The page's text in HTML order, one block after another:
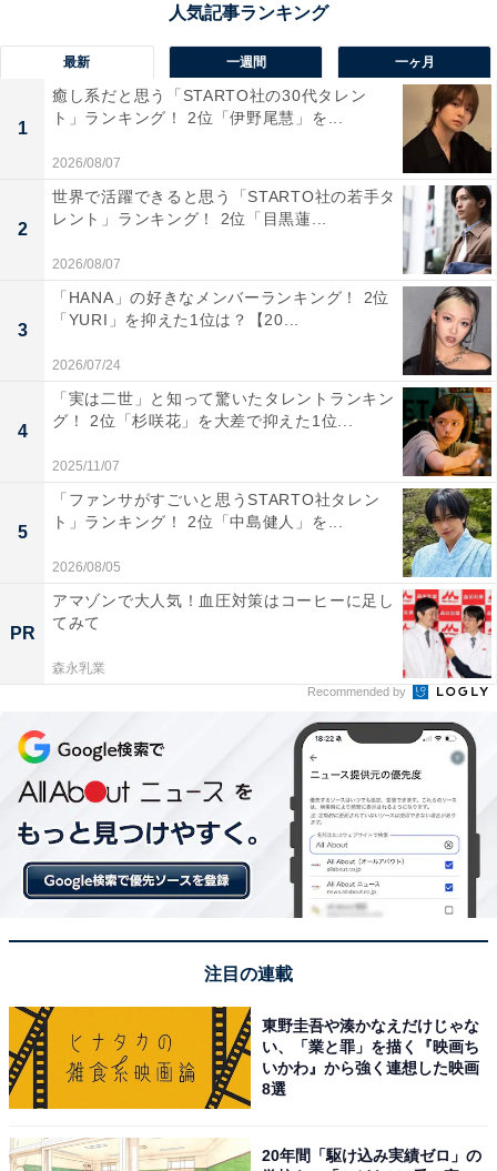
性／神奈川県）、「おいしい越前ガニを食べれそうなの
で住みたい」（40代男性／兵庫県）といった声が集まり
ました。
1位：福井市／88票
福井市は、福井県の県庁所在地で、嶺北地方の中心都市
です。北陸新幹線の延伸により、さらなる発展が見込ま
れています。市の中央には福井城址があり、歴史を感じ
させる一方で、商業施設や公共サービスが集中する都市
機能も充実。医療施設や交通の便も整っているため、日
常生活の安心感が高く、都市の利便性も自然も楽しめる
環境が票を集めた理由となりました。
回答者からは「自然環境が良く、生活インフラが整って
いる。医療施設も多く、交通アクセスも便利で安心して
老後を過ごせそう」（30代女性／秋田県）、「福井市は
治安が良く、全国的にも幸福度が高いと言われる住みや
みやすい街ランキングに入っており、老後も住みやすい
りました。
※回答者からのコメントは原文ママです
最新 一週間 一ヶ月
1
癒し系だと思う「STARTO社の30代タレン
ト」ランキング！ 2位「伊野尾慧」を...
2026/08/07
2
世界で活躍できると思う「STARTO社の若手タ
レント」ランキング！ 2位「目黒蓮...
2026/08/07
3
「HANA」の好きなメンバーランキング！ 2位
「YURI」を抑えた1位は？【20...
2026/07/24
4
「実は二世」と知って驚いたタレントランキン
グ！ 2位「杉咲花」を大差で抑えた1位...
2025/11/07
5
「ファンサがすごいと思うSTARTO社タレン
ト」ランキング！ 2位「中島健人」を...
2026/08/05
PR
アマゾンで大人気！血圧対策はコーヒーに足し
てみて
森永乳業
Recommended by
注目の連載
東野圭吾や湊かなえだけじゃな
い、「業と罪」を描く『映画ち
いかわ』から強く連想した映画
8選
20年間「駆け込み実績ゼロ」の